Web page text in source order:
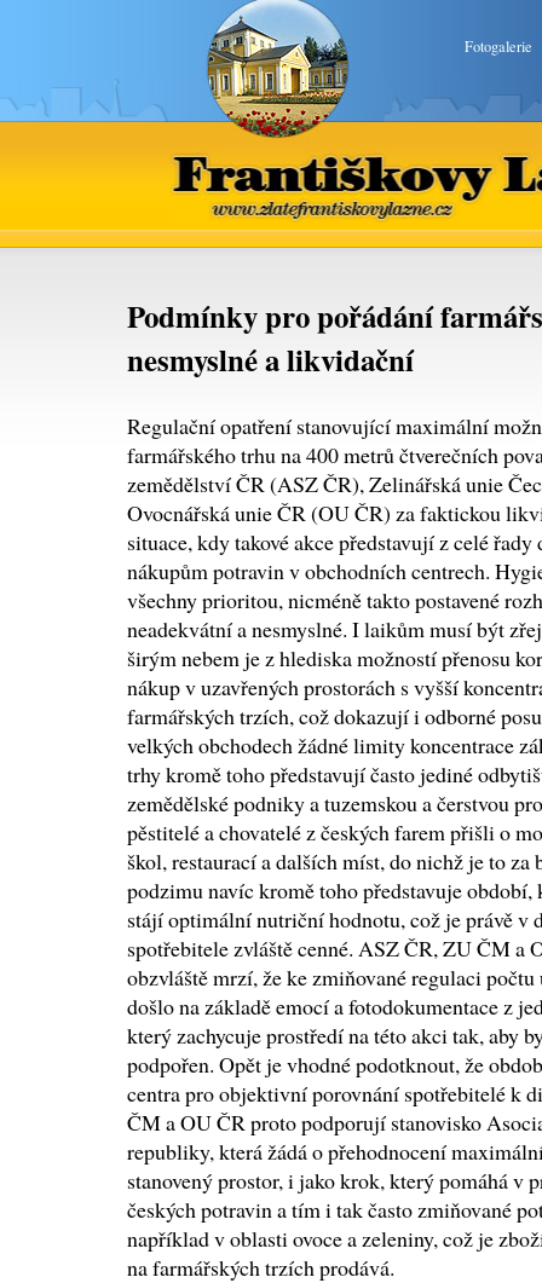
Fotogalerie
Podmínky pro pořádání
nesmyslné a likvidační
Regulační opatření stanovující maximální
farmářského trhu na 400 metrů čtverečních
zemědělství ČR (ASZ ČR), Zelinářská unie
Ovocnářská unie ČR (OU ČR) za faktickou
situace, kdy takové akce představují z celé
nákupům potravin v obchodních centrech.
všechny prioritou, nicméně takto postavené
neadekvátní a nesmyslné. I laikům musí být
širým nebem je z hlediska možností přenosu
nákup v uzavřených prostorách s vyšší
farmářských trzích, což dokazují i odborné
velkých obchodech žádné limity koncentrace
trhy kromě toho představují často jediné
zemědělské podniky a tuzemskou a čerstvou
pěstitelé a chovatelé z českých farem přišli o
škol, restaurací a dalších míst, do nichž je to za
podzimu navíc kromě toho představuje
stájí optimální nutriční hodnotu, což je právě v
spotřebitele zvláště cenné. ASZ ČR, ZU ČM a
obzvláště mrzí, že ke zmiňované regulaci
došlo na základě emocí a fotodokumentace z
který zachycuje prostředí na této akci tak, aby
podpořen. Opět je vhodné podotknout, že
centra pro objektivní porovnání spotřebitelé k
ČM a OU ČR proto podporují stanovisko
republiky, která žádá o přehodnocení
stanovený prostor, i jako krok, který pomáhá v
českých potravin a tím i tak často zmiňované
například v oblasti ovoce a zeleniny, což je
na farmářských trzích prodává.